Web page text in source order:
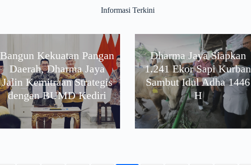
Informasi Terkini
Bangun Kekuatan Pangan
Daerah, Dharma Jaya
Jalin Kemitraan Strategis
dengan BUMD Kediri
Dharma Jaya Siapkan
1.241 Ekor Sapi Kurban
Sambut Idul Adha 1446
H